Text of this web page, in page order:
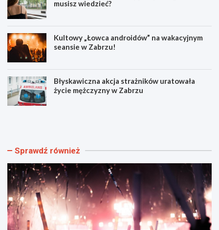
musisz wiedzieć?
Kultowy „Łowca androidów” na wakacyjnym
seansie w Zabrzu!
Błyskawiczna akcja strażników uratowała
życie mężczyzny w Zabrzu
W
i
w
y
d
a
r
z
e
N
b
a
z
d
y
i
r
o
Sprawdź również